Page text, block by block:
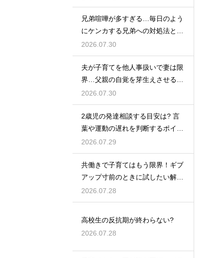
兄弟喧嘩が多すぎる…毎日のよう
にケンカする兄弟への対処法と仲
直りさせるコツ
2026.07.30
夫が子育てを他人事扱いで妻は限
界…父親の自覚を芽生えさせるカ
ギは夫婦の会話にあり
2026.07.30
2歳児の発達相談する目安は? 言
葉や運動の遅れを判断するポイン
トを紹介
2026.07.29
共働きで子育てはもう限界！ギブ
アップ寸前のときに試したい解決
策
2026.07.28
高校生の反抗期が終わらない?
2026.07.28